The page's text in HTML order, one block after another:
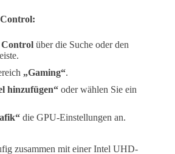
über die Suche oder den
„Gaming“.
hinzufügen“ oder wählen Sie ein
die GPU-Einstellungen an.
zusammen mit einer Intel UHD-